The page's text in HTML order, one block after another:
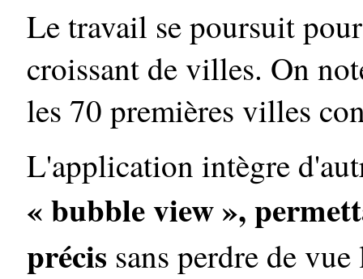
Le travail se poursuit
croissant de villes. On
les 70 premières villes
L'application intègre
« bubble view »,
précis sans perdre de